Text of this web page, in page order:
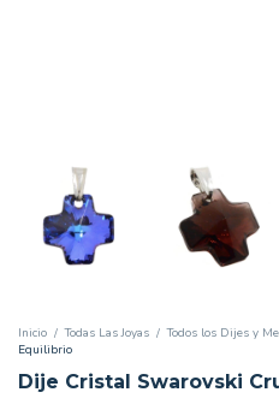
Inicio / Todas Las Joyas / Todos los Dijes y
Equilibrio
Dije Cristal Swarovski